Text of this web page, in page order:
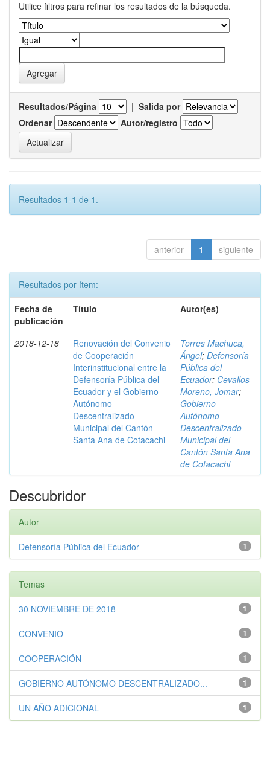
Utilice filtros para refinar los resultados de la búsqueda.
Resultados/Página | Salida por
Ordenar
Autor/registro
Resultados 1-1 de 1.
anterior 1 siguiente
Resultados por ítem:
Fecha de
publicación
Título Autor(es)
2018-12-18
Renovación del Convenio
de Cooperación
Interinstitucional entre la
Defensoría Pública del
Ecuador y el Gobierno
Autónomo
Descentralizado
Municipal del Cantón
Santa Ana de Cotacachi
Torres Machuca,
Ángel; Defensoría
Pública del
Ecuador; Cevallos
Moreno, Jomar;
Gobierno
Autónomo
Descentralizado
Municipal del
Cantón Santa Ana
de Cotacachi
Descubridor
Autor
1
Defensoría Pública del Ecuador
Temas
1
30 NOVIEMBRE DE 2018
1
CONVENIO
1
COOPERACIÓN
1
GOBIERNO AUTÓNOMO DESCENTRALIZADO...
1
UN AÑO ADICIONAL